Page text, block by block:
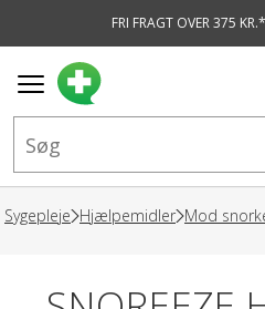
FRI FRAGT OVER 375 KR.*
Sygepleje Hjælpemidler Mod